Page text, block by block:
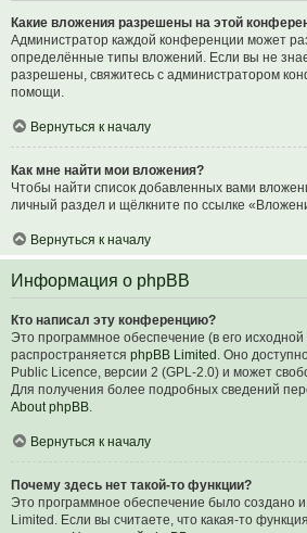
Какие вложения разрешены на этой
Администратор каждой конференции может
определённые типы вложений. Если вы не
разрешены, свяжитесь с администратором
помощи.
Вернуться к началу
Как мне найти мои вложения?
Чтобы найти список добавленных вами
личный раздел и щёлкните по ссылке
Вернуться к началу
Информация о phpBB
Кто написал эту конференцию?
Это программное обеспечение (в его
распространяется phpBB Limited . Оно
Public Licence, версии 2 (GPL-2.0) и может
Для получения более подробных сведений
About phpBB.
Вернуться к началу
Почему здесь нет такой-то функции?
Это программное обеспечение было создано
Limited. Если вы считаете, что какая-то